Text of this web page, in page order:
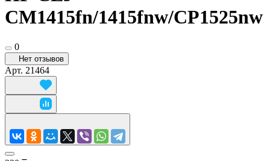
CM1415fn/1415fnw/CP1525nw
0
Нет отзывов
Арт. 21464